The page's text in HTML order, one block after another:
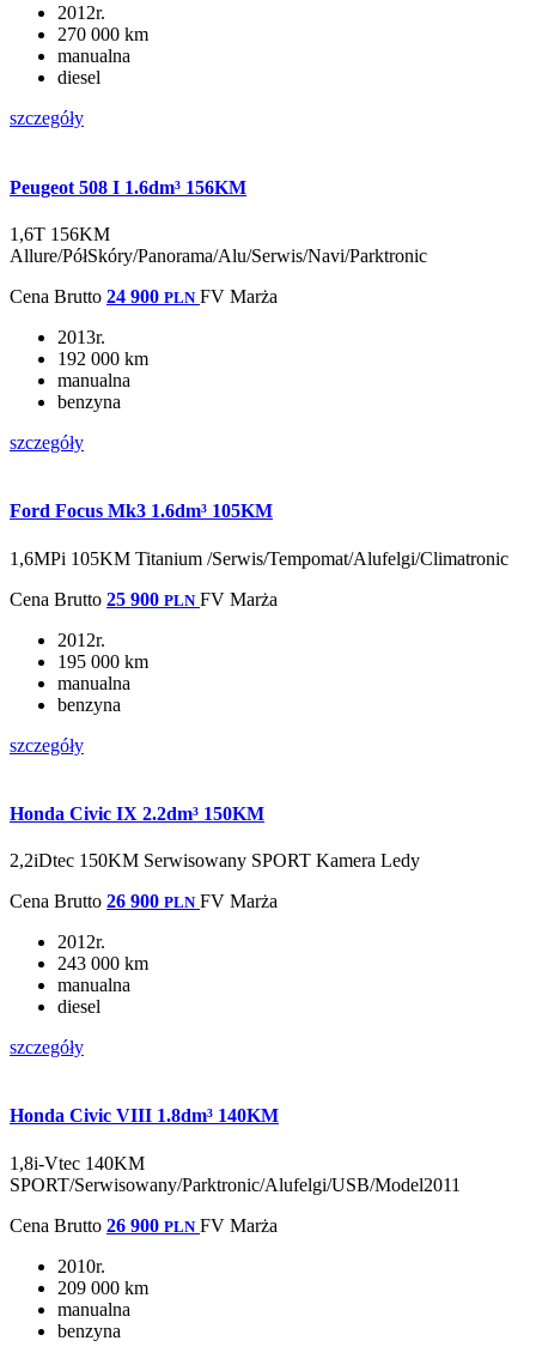
2012r.
270 000 km
manualna
diesel
szczegóły
Peugeot 508 I 1.6dm³ 156KM
1,6T 156KM
Allure/PółSkóry/Panorama/Alu/Serwis/Navi/Parktronic
Cena Brutto 24 900 PLN FV Marża
2013r.
192 000 km
manualna
benzyna
szczegóły
Ford Focus Mk3 1.6dm³ 105KM
1,6MPi 105KM Titanium /Serwis/Tempomat/Alufelgi/Climatronic
Cena Brutto 25 900 PLN FV Marża
2012r.
195 000 km
manualna
benzyna
szczegóły
Honda Civic IX 2.2dm³ 150KM
2,2iDtec 150KM Serwisowany SPORT Kamera Ledy
Cena Brutto 26 900 PLN FV Marża
2012r.
243 000 km
manualna
diesel
szczegóły
Honda Civic VIII 1.8dm³ 140KM
1,8i-Vtec 140KM
SPORT/Serwisowany/Parktronic/Alufelgi/USB/Model2011
Cena Brutto 26 900 PLN FV Marża
2010r.
209 000 km
manualna
benzyna